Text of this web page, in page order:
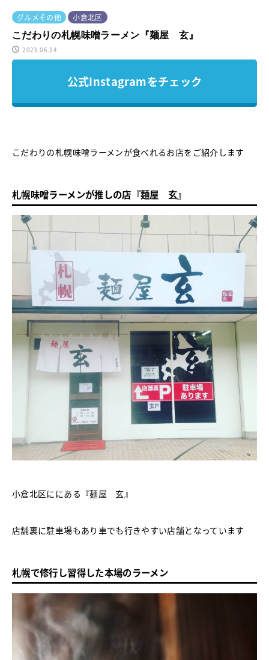
グルメその他
小倉北区
こだわりの札幌味噌ラーメン『麺屋 玄』
2023.06.14
公式Instagramをチェック
こだわりの札幌味噌ラーメンが食べれるお店をご紹介します
札幌味噌ラーメンが推しの店『麺屋 玄』
小倉北区ににある『麺屋 玄』
店舗裏に駐車場もあり車でも行きやすい店舗となっています
札幌で修行し習得した本場のラーメン